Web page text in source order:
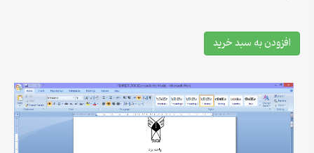
افزودن به سبد خرید